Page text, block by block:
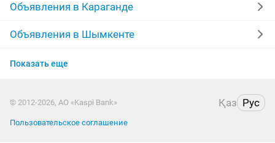
Объявления в Караганде
Объявления в Шымкенте
Объявления в Усть-Каменогорске
Объявления в Таразе
Показать еще
© 2012-2026, АО «Kaspi Bank» Қаз Рус
Пользовательское соглашение